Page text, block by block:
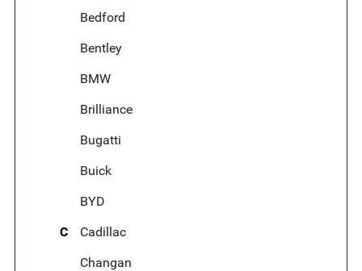
Bedford
Bentley
BMW
Brilliance
Bugatti
Buick
BYD
C
Cadillac
Changan